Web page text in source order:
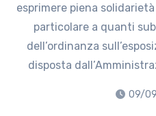
esprimere piena
particolare a quanti
dell’ordinanza
disposta
09/